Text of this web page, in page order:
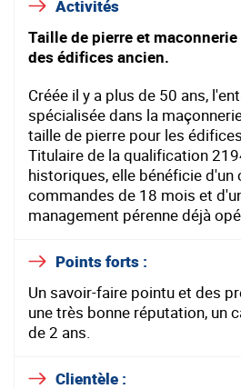
Activités
Taille de pierre et
des édifices ancien.
Créée il y a plus de 50 ans,
spécialisée dans la
taille de pierre pour les
Titulaire de la qualification
historiques, elle bénéficie d'un
commandes de 18 mois et
management pérenne déjà
Points forts :
Un savoir-faire pointu et des
une très bonne réputation, un
de 2 ans.
Clientèle :